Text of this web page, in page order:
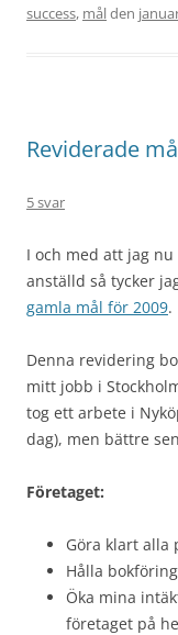
success, målden
Reviderade
5 svar
I och med att jag
anställd så tycker
gamla mål för 2009.
Denna revidering
mitt jobb i
tog ett arbete i
dag), men bättre
Företaget:
Göra klart alla
Hålla
Öka mina
företaget på